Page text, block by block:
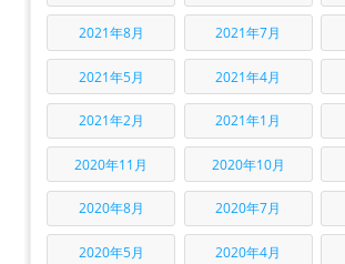
2021年8月 2021年7月
2021年5月 2021年4月
2021年2月 2021年1月
2020年11月 2020年10月
2020年8月 2020年7月
2020年5月 2020年4月